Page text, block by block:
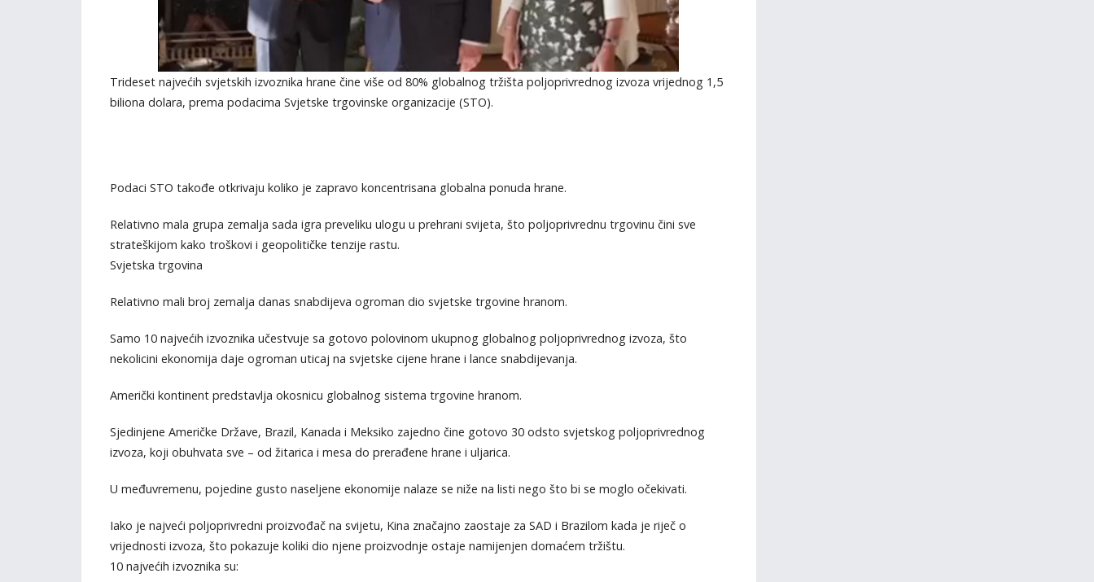
Trideset najvećih svjetskih izvoznika hrane čine više od 80% globalnog tržišta poljoprivrednog izvoza vrijednog 1,5
biliona dolara, prema podacima Svjetske trgovinske organizacije (STO).
Podaci STO takođe otkrivaju koliko je zapravo koncentrisana globalna ponuda hrane.
Relativno mala grupa zemalja sada igra preveliku ulogu u prehrani svijeta, što poljoprivrednu trgovinu čini sve
strateškijom kako troškovi i geopolitičke tenzije rastu.
Svjetska trgovina
Relativno mali broj zemalja danas snabdijeva ogroman dio svjetske trgovine hranom.
Samo 10 najvećih izvoznika učestvuje sa gotovo polovinom ukupnog globalnog poljoprivrednog izvoza, što
nekolicini ekonomija daje ogroman uticaj na svjetske cijene hrane i lance snabdijevanja.
Američki kontinent predstavlja okosnicu globalnog sistema trgovine hranom.
Sjedinjene Američke Države, Brazil, Kanada i Meksiko zajedno čine gotovo 30 odsto svjetskog poljoprivrednog
izvoza, koji obuhvata sve – od žitarica i mesa do prerađene hrane i uljarica.
U međuvremenu, pojedine gusto naseljene ekonomije nalaze se niže na listi nego što bi se moglo očekivati.
Iako je najveći poljoprivredni proizvođač na svijetu, Kina značajno zaostaje za SAD i Brazilom kada je riječ o
vrijednosti izvoza, što pokazuje koliki dio njene proizvodnje ostaje namijenjen domaćem tržištu.
10 najvećih izvoznika su: